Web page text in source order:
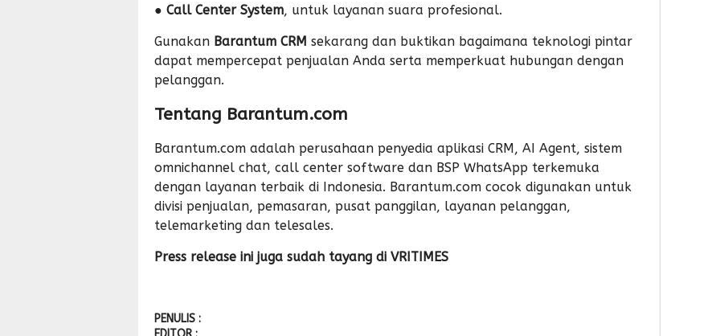
● Call Center System, untuk layanan suara profesional.
Gunakan Barantum CRM sekarang dan buktikan bagaimana teknologi pintar
dapat mempercepat penjualan Anda serta memperkuat hubungan dengan
pelanggan.
Tentang Barantum.com
Barantum.com adalah perusahaan penyedia aplikasi CRM, AI Agent, sistem
omnichannel chat, call center software dan BSP WhatsApp terkemuka
dengan layanan terbaik di Indonesia. Barantum.com cocok digunakan untuk
divisi penjualan, pemasaran, pusat panggilan, layanan pelanggan,
telemarketing dan telesales.
Press release ini juga sudah tayang di VRITIMES
PENULIS :